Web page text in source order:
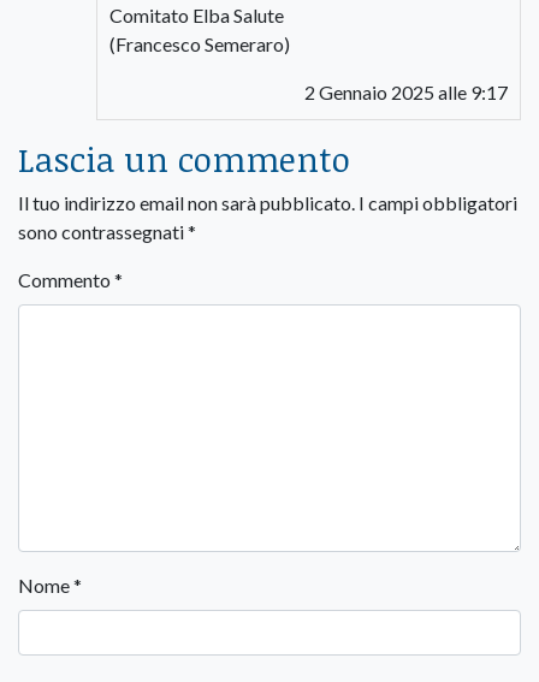
Comitato Elba Salute
(Francesco Semeraro)
2 Gennaio 2025 alle 9:17
Lascia un commento
Il tuo indirizzo email non sarà pubblicato. I campi obbligatori
sono contrassegnati*
Commento *
Nome*